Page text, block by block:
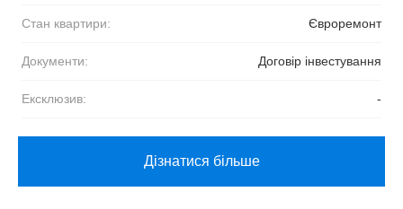
Стан квартири: Євроремонт
Документи: Договір інвестування
Ексклюзив: -
Дізнатися більше